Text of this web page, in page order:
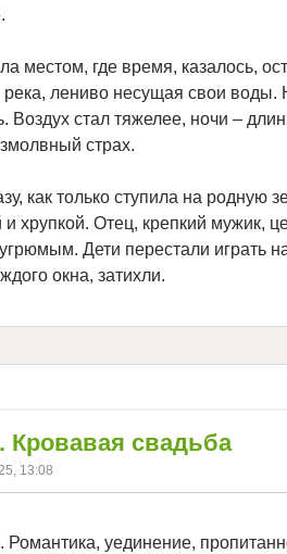
местом, где время, казалось,
река, лениво несущая свои
Воздух стал тяжелее, ночи –
страх.
как только ступила на родную
и хрупкой. Отец, крепкий мужик,
Дети перестали играть
окна, затихли.
Кровавая свадьба
13:08
уединение,